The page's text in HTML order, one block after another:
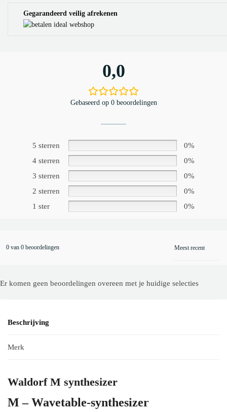
Gegarandeerd veilig afrekenen
0,0
Gebaseerd op 0 beoordelingen
5 sterren
0%
4 sterren
0%
3 sterren
0%
2 sterren
0%
1 ster
0%
0 van 0 beoordelingen
Er komen geen beoordelingen overeen met je huidige selecties
Beschrijving
Merk
Waldorf M synthesizer
M – Wavetable-synthesizer